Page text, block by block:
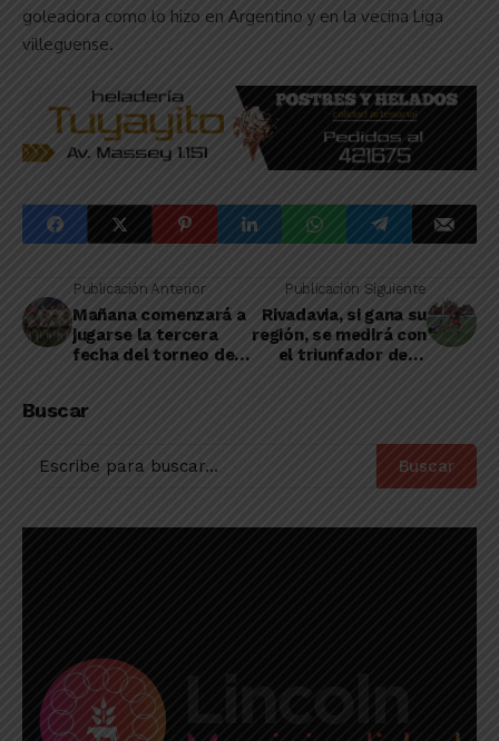
goleadora como lo hizo en Argentino y en la vecina Liga
villeguense.
Publicación Anterior
Mañana comenzará a
jugarse la tercera
fecha del torneo de
Publicación Siguiente
Rivadavia, si gana su
región, se medirá con
el triunfador de la
Buscar
Buscar